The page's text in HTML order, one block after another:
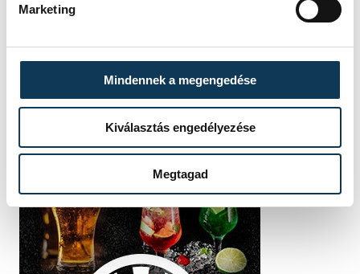
Marketing
Mindennek a megengedése
Kiválasztás engedélyezése
Megtagad